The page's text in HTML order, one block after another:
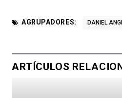
AGRUPADORES: DANIEL
ARTÍCULOS